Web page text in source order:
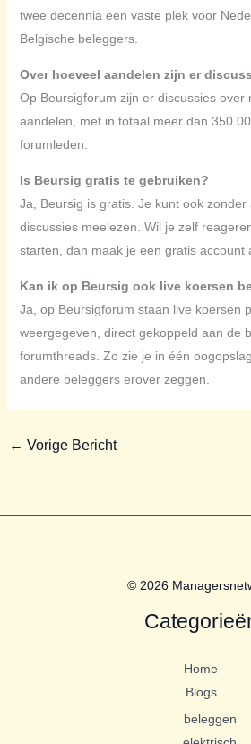
twee decennia een vaste plek voor
Belgische beleggers.
Over hoeveel aandelen zijn er
Op Beursigforum zijn er discussies over
aandelen, met in totaal meer dan
forumleden.
Is Beursig gratis te gebruiken?
Ja, Beursig is gratis. Je kunt ook zonder
discussies meelezen. Wil je zelf
starten, dan maak je een gratis account
Kan ik op Beursig ook live koersen
Ja, op Beursigforum staan live koersen
weergegeven, direct gekoppeld aan de
forumthreads. Zo zie je in één
andere beleggers erover zeggen.
← Vorige Bericht
© 2026
Home
Blogs
beleggen